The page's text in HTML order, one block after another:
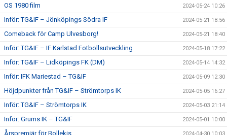
OS 1980 film 2024-05-24 10:26
Inför: TG&IF – Jönköpings Södra IF 2024-05-21 18:56
Comeback för Camp Ulvesborg! 2024-05-21 18:40
Inför: TG&IF – IF Karlstad Fotbollsutveckling 2024-05-18 17:22
Inför: TG&IF – Lidköpings FK (DM) 2024-05-14 14:32
Inför: IFK Mariestad – TG&IF 2024-05-09 12:30
Höjdpunkter från TG&IF – Strömtorps IK 2024-05-05 16:27
Inför: TG&IF – Strömtorps IK 2024-05-03 21:14
Inför: Grums IK – TG&IF 2024-05-01 10:00
Årspremiär för Bollekis